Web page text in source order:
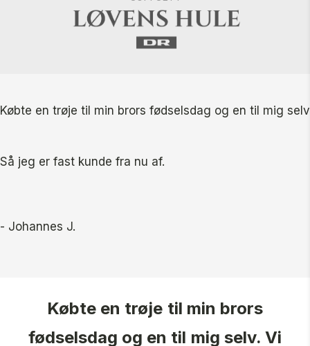
Købte en trøje til min brors fødselsdag og en til mig
Så jeg er fast kunde fra nu af.
- Johannes J.
Købte en trøje til min brors
fødselsdag og en til mig selv. Vi